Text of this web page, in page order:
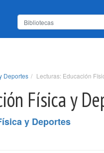
Deportes Lecturas: Educación
Física y
y Deportes